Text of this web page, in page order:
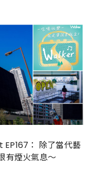
： 除了當代藝
有煙火氣息～